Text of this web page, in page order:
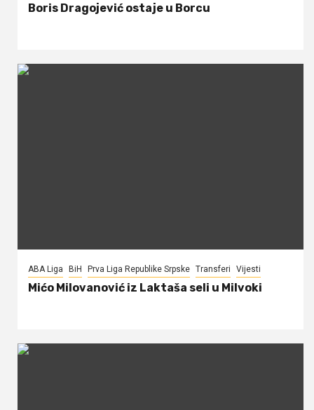
Boris Dragojević ostaje u Borcu
ABA Liga BiH Prva Liga Republike Srpske Transferi Vijesti
Mićo Milovanović iz Laktaša seli u Milvoki